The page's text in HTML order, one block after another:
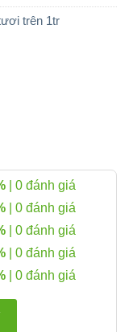
₫.
trên 1tr
| 0 đánh giá
| 0 đánh giá
| 0 đánh giá
| 0 đánh giá
| 0 đánh giá